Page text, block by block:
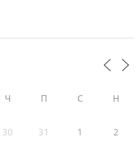
Ч П С Н
30 31 1 2